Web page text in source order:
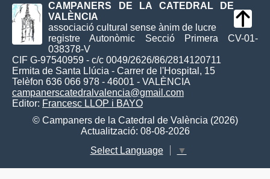
CAMPANERS DE LA CATEDRAL DE
VALÈNCIA
associació cultural sense ànim de lucre
registre Autonòmic Secció Primera CV-01-
038378-V
CIF G-97540959 - c/c 0049/2626/86/2814120711
Ermita de Santa Llúcia - Carrer de l'Hospital, 15
Telèfon 636 066 978 - 46001 - VALÈNCIA
campanerscatedralvalencia@gmail.com
Editor: Francesc LLOP i BAYO
© Campaners de la Catedral de València (2026)
Actualització: 08-08-2026
Select Language
▼